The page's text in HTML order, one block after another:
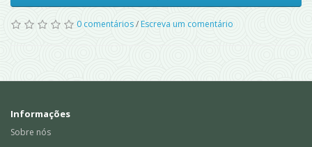
0 comentários/Escreva um comentário
Informações
Sobre nós